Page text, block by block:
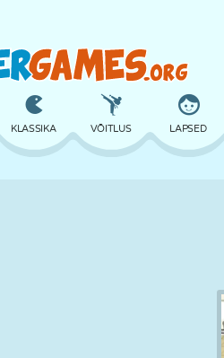
KLASSIKA VÕITLUS LAPSED